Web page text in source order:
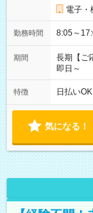
電子・
勤務時間
期間
長期【ご
即日～
特徴 日払いOK
気になる！